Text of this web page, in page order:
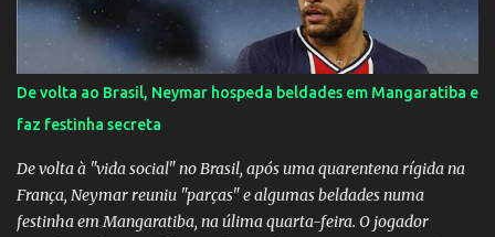
capital do Amazonas. "Fui até o local onde seria o show, divulguei
e no dia seguinte foi feita a live que eu não pude ir, porque estava
me sentindo mal", explicou Huma. A notícia da separação de
Gusttavo Lima e Andressa Suita foi divulgada no dia 9 de outubro.
A relação chegou ao fim após cinco anos e houve rumores de uma
suposta traição do canto...
De volta ao Brasil, Neymar hospeda beldades em Mangaratiba e
faz festinha secreta
De volta à "vida social" no Brasil, após uma quarentena rígida na
França, Neymar reuniu "parças" e algumas beldades numa
festinha em Mangaratiba, na úlima quarta-feira. O jogador